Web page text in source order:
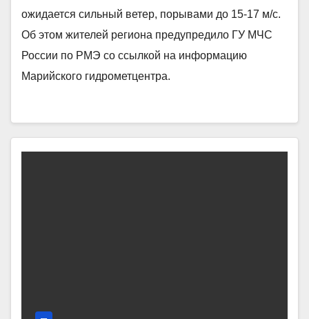
ожидается сильный ветер, порывами до 15-17 м/с.
Об этом жителей региона предупредило ГУ МЧС
России по РМЭ со ссылкой на информацию
Марийского гидрометцентра.